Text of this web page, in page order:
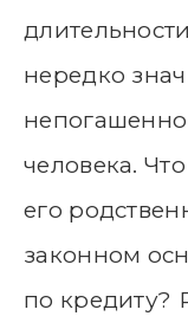
нередко
человека.
его
законном
по кредиту?